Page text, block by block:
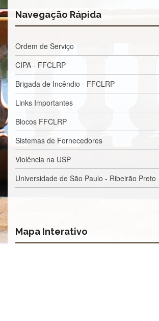
Editais
Eleições
Concursos
Concursos
Processos
Seletivos
Licitações/Contratações
Navegação Rápida
Ordem de Serviço
CIPA - FFCLRP
Brigada de Incêndio - FFCLRP
Links Importantes
Blocos FFCLRP
Sistemas de Fornecedores
Violência na USP
Universidade de São Paulo - Ribeirão Preto
Mapa Interativo